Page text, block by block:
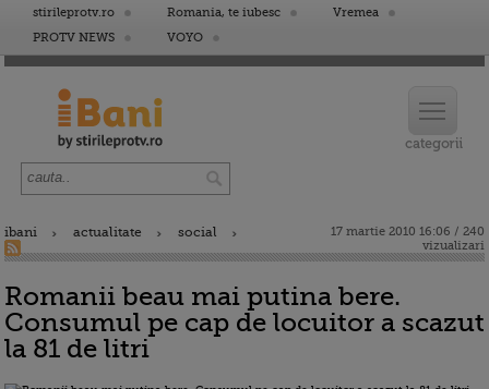
stirileprotv.ro Romania, te iubesc
Vremea
PROTV NEWS
VOYO
ibani actualitate social
17 martie 2010 16:06 / 240
vizualizari
Romanii beau mai putina bere.
Consumul pe cap de locuitor a scazut
la 81 de litri